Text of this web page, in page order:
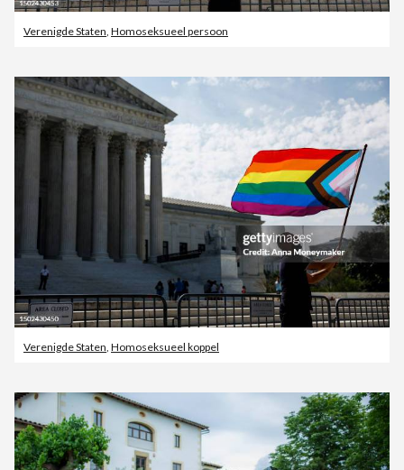
Verenigde Staten, Homoseksueel persoon
Verenigde Staten Homoseksueel koppel